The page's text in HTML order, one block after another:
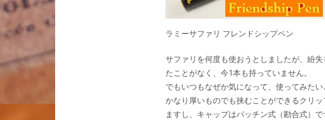
ラミーサファリ フレンドシップペン
サファリを何度も使おうとしましたが、紛
たことがなく、今1本も持っていません。
でもいつもなぜか気になって、使ってみたい
かなり厚いものでも挟むことができるクリ
ますし、キャップはパッチン式（勘合式）